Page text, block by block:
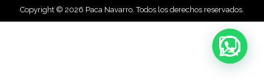
Copyright © 2026 Paca Navarro. Todos los derechos reservados.